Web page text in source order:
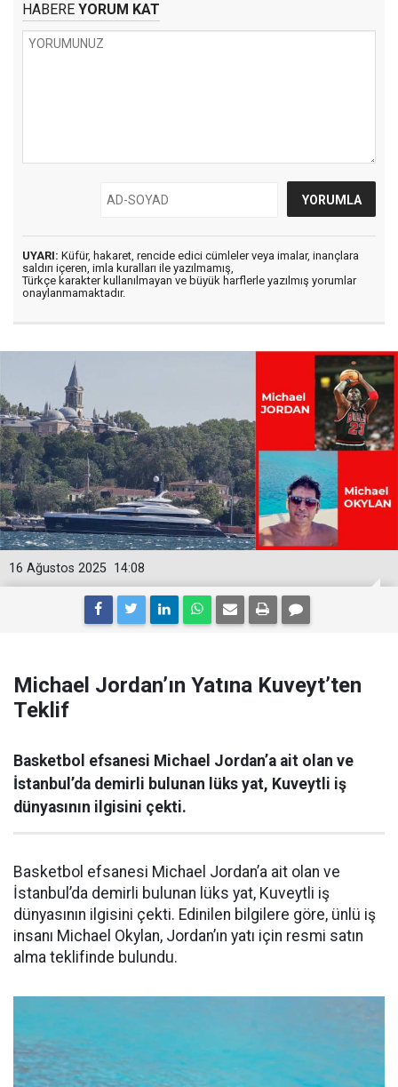
HABERE YORUM KAT
UYARI: Küfür, hakaret, rencide edici cümleler veya imalar, inançlara
saldırı içeren, imla kuralları ile yazılmamış,
Türkçe karakter kullanılmayan ve büyük harflerle yazılmış yorumlar
onaylanmamaktadır.
14:08
16 Ağustos 2025
Michael Jordan’ın Yatına Kuveyt’ten
Teklif
Basketbol efsanesi Michael Jordan’a ait olan ve
İstanbul’da demirli bulunan lüks yat, Kuveytli iş
dünyasının ilgisini çekti.
Basketbol efsanesi Michael Jordan’a ait olan ve
İstanbul’da demirli bulunan lüks yat, Kuveytli iş
dünyasının ilgisini çekti. Edinilen bilgilere göre, ünlü iş
insanı Michael Okylan, Jordan’ın yatı için resmi satın
alma teklifinde bulundu.